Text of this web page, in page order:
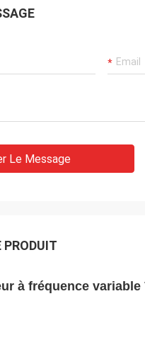
Le Message
PRODUIT
à fréquence